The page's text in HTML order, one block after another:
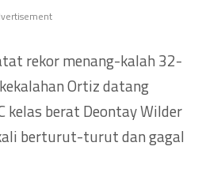
rekor menang-kalah 32-
Ortiz datang
kelas berat Deontay Wilder
berturut-turut dan gagal